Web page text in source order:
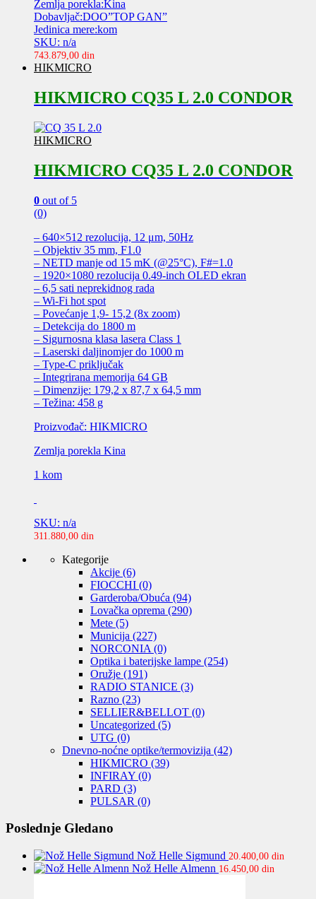
Zemlja porekla:Kina
Dobavljač:DOO”TOP GAN”
Jedinica mere:kom
SKU: n/a
743.879,00 din
HIKMICRO
HIKMICRO CQ35 L 2.0 CONDOR
HIKMICRO
HIKMICRO CQ35 L 2.0 CONDOR
0 out of 5
(0)
– 640×512 rezolucija, 12 μm, 50Hz
– Objektiv 35 mm, F1.0
– NETD manje od 15 mK (@25°C), F#=1.0
– 1920×1080 rezolucija 0.49-inch OLED ekran
– 6,5 sati neprekidnog rada
– Wi-Fi hot spot
– Povećanje 1,9- 15,2 (8x zoom)
– Detekcija do 1800 m
– Sigurnosna klasa lasera Class 1
– Laserski daljinomjer do 1000 m
– Type-C priključak
– Integrirana memorija 64 GB
– Dimenzije: 179,2 x 87,7 x 64,5 mm
– Težina: 458 g
Proizvođač: HIKMICRO
Zemlja porekla Kina
1 kom
SKU: n/a
311.880,00 din
Kategorije
Akcije (6)
FIOCCHI (0)
Garderoba/Obuća (94)
Lovačka oprema (290)
Mete (5)
Municija (227)
NORCONIA (0)
Optika i baterijske lampe (254)
Oružje (191)
RADIO STANICE (3)
Razno (23)
SELLIER&BELLOT (0)
Uncategorized (5)
UTG (0)
Dnevno-noćne optike/termovizija (42)
HIKMICRO (39)
INFIRAY (0)
PARD (3)
PULSAR (0)
Poslednje Gledano
Nož Helle Sigmund 20.400,00 din
Nož Helle Almenn 16.450,00 din